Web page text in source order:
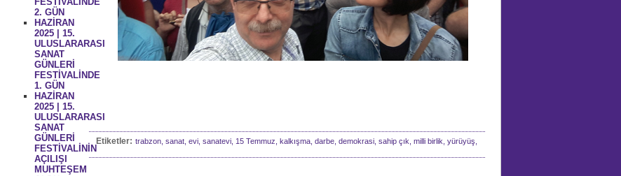
Etiketler: trabzon, sanat, evi, sanatevi, 15 Temmuz, kalkışma, darbe, demokrasi, sahip çık, milli birlik, yürüyüş,
2. GÜN
HAZİRAN
2025 | 15.
ULUSLARARASI
SANAT
GÜNLERİ
FESTİVALİNDE
1. GÜN
HAZİRAN
2025 | 15.
ULUSLARARASI
SANAT
GÜNLERİ
FESTİVALİNİN
AÇILIŞI
MUHTEŞEM